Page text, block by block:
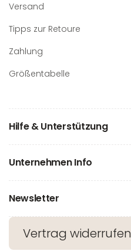
Versand
Tipps zur Retoure
Zahlung
Größentabelle
Hilfe & Unterstützung
Unternehmen Info
Newsletter
Vertrag widerrufen